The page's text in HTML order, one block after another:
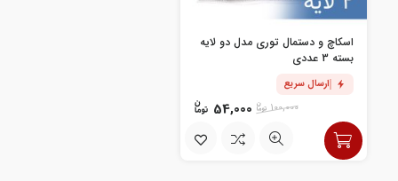
اسکاچ و دستمال توری مدل دو لایه
بسته 3 عددی
ارسال سریع
100,000
54,000